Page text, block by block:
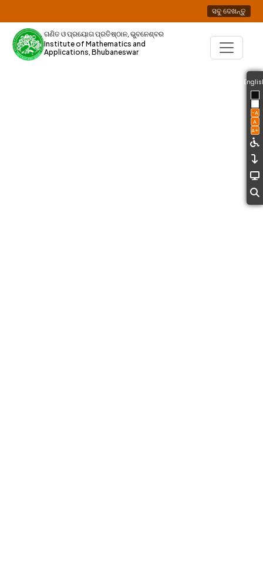
ସବୁ ଦେଖନ୍ତୁ
-A
A
A+
ଗଣିତ ଓ ପ୍ରୟୋଗ ପ୍ରତିଷ୍ଠାନ, ଭୁବନେଶ୍ବର
Institute of Mathematics and
Applications, Bhubaneswar
ସ୍ୱାଗତ